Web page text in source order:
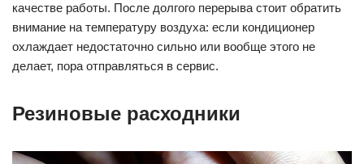
качестве работы. После долгого перерыва стоит обратить
внимание на температуру воздуха: если кондиционер
охлаждает недостаточно сильно или вообще этого не
делает, пора отправляться в сервис.
Резиновые расходники